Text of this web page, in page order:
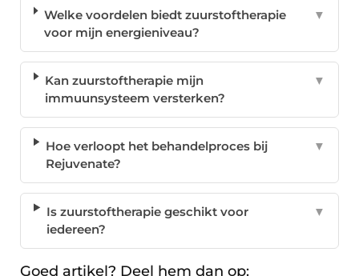
Welke voordelen biedt zuurstoftherapie
voor mijn energieniveau?
▼
Kan zuurstoftherapie mijn
immuunsysteem versterken?
▼
Hoe verloopt het behandelproces bij
Rejuvenate?
▼
Is zuurstoftherapie geschikt voor
iedereen?
▼
Goed artikel? Deel hem dan op: